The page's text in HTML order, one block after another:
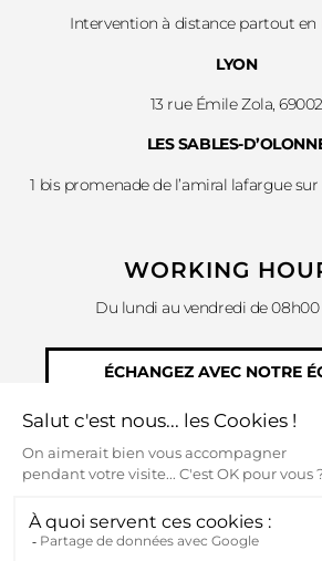
Intervention à distance partout en
LYON
13 rue Émile Zola, 69002
LES SABLES-
1 bis promenade de l’amiral lafargue
WORKING
Du lundi au vendredi de 08h00
ÉCHANGEZ AVEC NOTRE